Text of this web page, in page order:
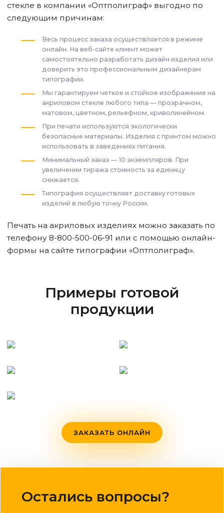
стекле в компании «Оптполиграф» выгодно по
следующим причинам:
Весь процесс заказа осуществляется в режиме
онлайн. На веб-сайте клиент может
самостоятельно разработать дизайн изделия или
доверить это профессиональным дизайнерам
типографии.
Мы гарантируем четкое и стойкое изображение на
акриловом стекле любого типа — прозрачном,
матовом, цветном, рельефном, криволинейном.
При печати используются экологически
безопасные материалы. Изделия с принтом можно
использовать в заведениях питания.
Минимальный заказ — 10 экземпляров. При
увеличении тиража стоимость за единицу
снижается.
Типография осуществляет доставку готовых
изделий в любую точку России.
Печать на акриловых изделиях можно заказать по
телефону 8-800-500-06-91 или с помощью онлайн-
формы на сайте типографии «Оптполиграф».
Примеры готовой
продукции
ЗАКАЗАТЬ ОНЛАЙН
Остались вопросы?